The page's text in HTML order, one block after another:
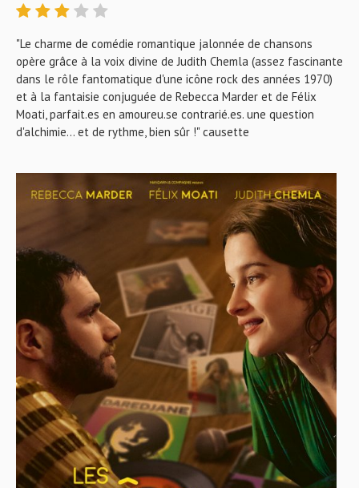
"Le charme de comédie romantique jalonnée de chansons
opère grâce à la voix divine de Judith Chemla (assez fascinante
dans le rôle fantomatique d'une icône rock des années 1970)
et à la fantaisie conjuguée de Rebecca Marder et de Félix
Moati, parfait.es en amoureu.se contrarié.es. une question
d'alchimie... et de rythme, bien sûr !" causette